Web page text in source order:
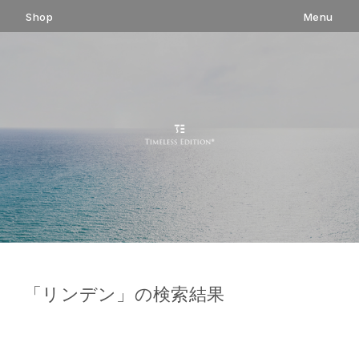
Shop Menu
ン
ス
キ
ッ
プ
「 リンデン 」の検索結果